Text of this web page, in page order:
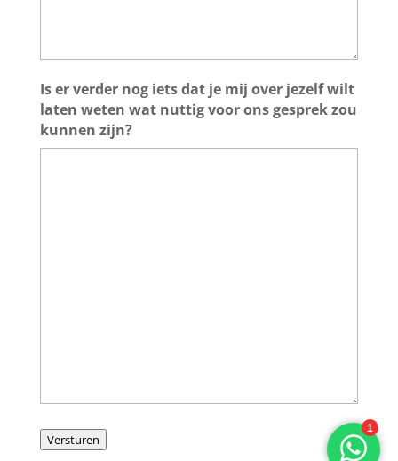
Is er verder nog iets dat je mij over jezelf wilt
laten weten wat nuttig voor ons gesprek zou
kunnen zijn?
Versturen